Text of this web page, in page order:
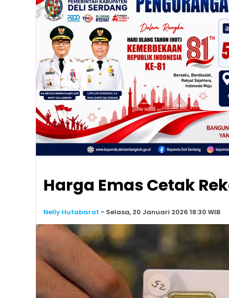
Harga Emas Cetak
Nelly Hutabarat - Selasa, 20 Januari 2026 18:30 WIB